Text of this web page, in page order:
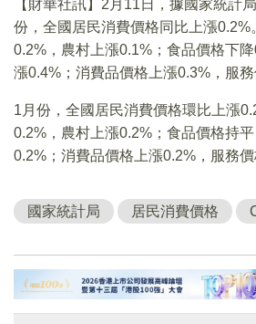
【財華社訊】2月11日，據國家統計
份，全國居民消費價格同比上漲0.2%
0.2%，農村上漲0.1%；食品價格下
漲0.4%；消費品價格上漲0.3%，服務
1月份，全國居民消費價格環比上漲
0.2%，農村上漲0.2%；食品價格持
0.2%；消費品價格上漲0.2%，服務價
國家統計局 居民消費價格